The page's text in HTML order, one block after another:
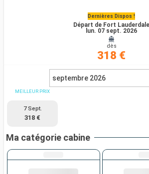
Dernières Dispos !
Départ de Fort Lauderdale
lun. 07 sept. 2026
dès
318 €
septembre 2026
MEILLEUR PRIX
7 Sept.
318 €
Ma catégorie cabine
Rechercher